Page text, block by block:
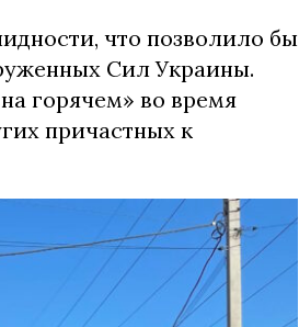
что позволило бы
Сил Украины.
горячем» во время
причастных к